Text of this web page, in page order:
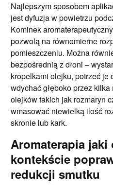
Najlepszym sposobem
jest dyfuzja w powietrzu
Kominek
pozwolą na równomierne
pomieszczeniu. Można
bezpośrednią z dłoni –
kropelkami olejku, potrzeć je
wdychać głęboko przez
olejków takich jak rozmaryn
wmasować niewielką ilość
skronie lub kark.
Aromaterapia jaki
kontekście
redukcji smutku